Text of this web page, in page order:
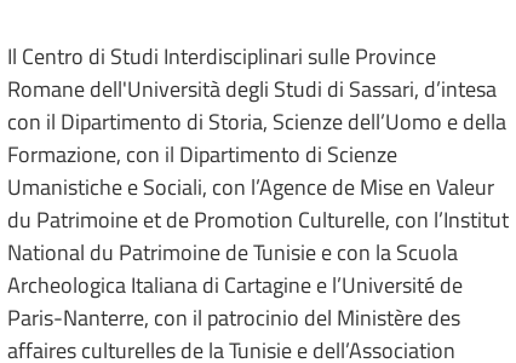
Il Centro di Studi Interdisciplinari sulle Province
Romane dell'Università degli Studi di Sassari, d’intesa
con il Dipartimento di Storia, Scienze dell’Uomo e della
Formazione, con il Dipartimento di Scienze
Umanistiche e Sociali, con l’Agence de Mise en Valeur
du Patrimoine et de Promotion Culturelle, con l’Institut
National du Patrimoine de Tunisie e con la Scuola
Archeologica Italiana di Cartagine e l’Université de
Paris-Nanterre, con il patrocinio del Ministère des
affaires culturelles de la Tunisie e dell’Association